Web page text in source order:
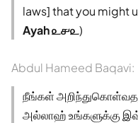
laws] that you might
Ayah ௨௪௨)
Abdul Hameed Baqavi:
நீங்கள்
அல்லாஹ் உங்களுக்கு